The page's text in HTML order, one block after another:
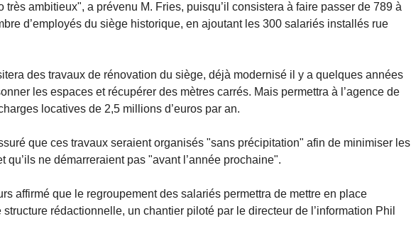
très ambitieux", a prévenu M. Fries, puisqu’il consistera à faire passer de 789 à
d’employés du siège historique, en ajoutant les 300 salariés installés rue
des travaux de rénovation du siège, déjà modernisé il y a quelques années
les espaces et récupérer des mètres carrés. Mais permettra à l’agence de
locatives de 2,5 millions d’euros par an.
que ces travaux seraient organisés "sans précipitation" afin de minimiser les
qu’ils ne démarreraient pas "avant l’année prochaine".
affirmé que le regroupement des salariés permettra de mettre en place
rédactionnelle, un chantier piloté par le directeur de l’information Phil